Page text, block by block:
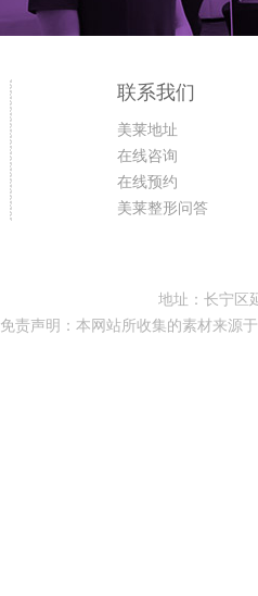
联系我们
美莱地址
在线咨询
在线预约
美莱整形问答
地址：长宁区
免责声明：本网站所收集的素材来源